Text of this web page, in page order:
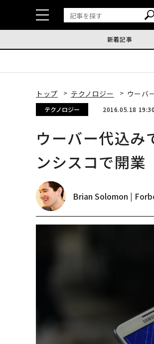
新着記事
トップ テクノロジー ウーバ
テクノロジー 2016.05.18 19:30
ウーバー代込
ンシスコで開業
Brian Solomon |